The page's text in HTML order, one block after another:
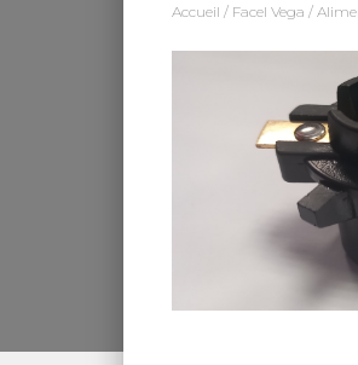
Accueil / Facel Vega /